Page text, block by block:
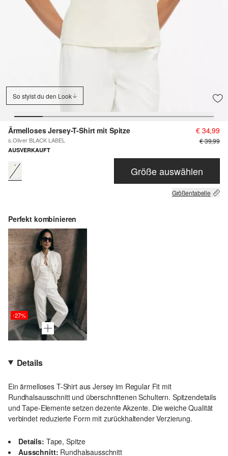
So stylst du den Look
Ärmelloses Jersey-T-Shirt mit Spitze
s.Oliver BLACK LABEL
€ 34,99
€ 39,99
AUSVERKAUFT
Größe auswählen
Größentabelle
Perfekt kombinieren
-27%
Details
Ein ärmelloses T-Shirt aus Jersey im Regular Fit mit
Rundhalsausschnitt und überschnittenen Schultern. Spitzendetails
und Tape-Elemente setzen dezente Akzente. Die weiche Qualität
verbindet reduzierte Form mit zurückhaltender Verzierung.
Details: Tape, Spitze
Ausschnitt: Rundhalsausschnitt